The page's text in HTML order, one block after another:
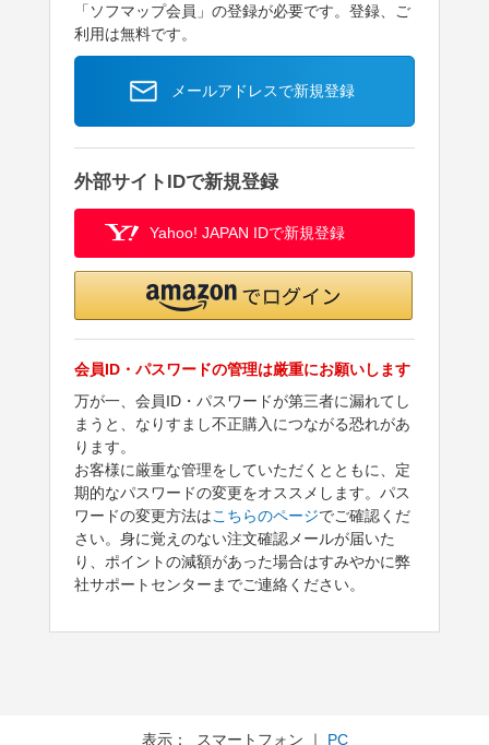
「ソフマップ会員」の登録が必要です。登録、ご
利用は無料です。
メールアドレスで新規登録
外部サイトIDで新規登録
Yahoo! JAPAN IDで新規登録
会員ID・パスワードの管理は厳重にお願いします
万が一、会員ID・パスワードが第三者に漏れてし
まうと、なりすまし不正購入につながる恐れがあ
ります。
お客様に厳重な管理をしていただくとともに、定
期的なパスワードの変更をオススメします。パス
ワードの変更方法はこちらのページでご確認くだ
さい。身に覚えのない注文確認メールが届いた
り、ポイントの減額があった場合はすみやかに弊
社サポートセンターまでご連絡ください。
表示： スマートフォン ｜ PC